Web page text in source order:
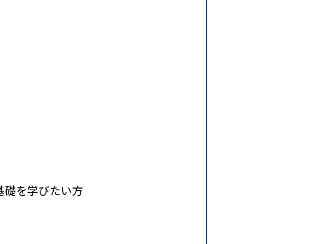
礎を学びたい方